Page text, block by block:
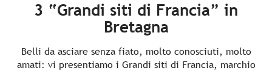
3 “Grandi siti di Francia” in
Bretagna
Belli da asciare senza fiato, molto conosciuti, molto
amati: vi presentiamo i Grandi siti di Francia, marchio